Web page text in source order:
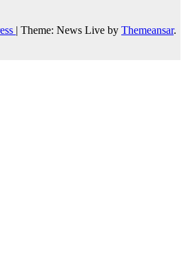
| Theme: News Live by Themeansar.